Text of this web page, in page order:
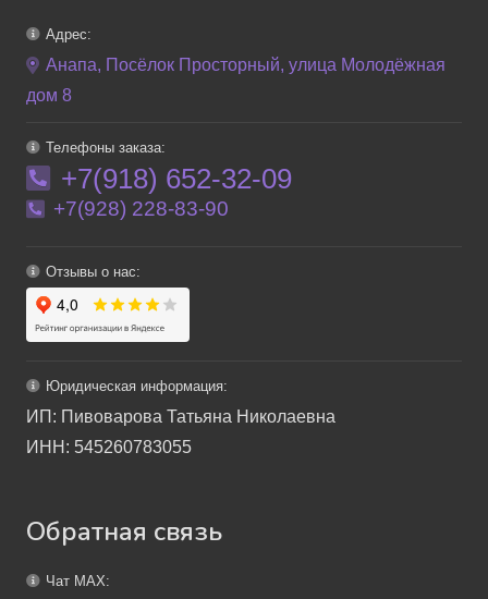
Адрес:
Анапа, Посёлок Просторный, улица Молодёжная
дом 8
Телефоны заказа:
+7(918) 652-32-09
+7(928) 228-83-90
Отзывы о нас:
Юридическая информация:
ИП: Пивоварова Татьяна Николаевна
ИНН: 545260783055
Обратная связь
Чат MAX: